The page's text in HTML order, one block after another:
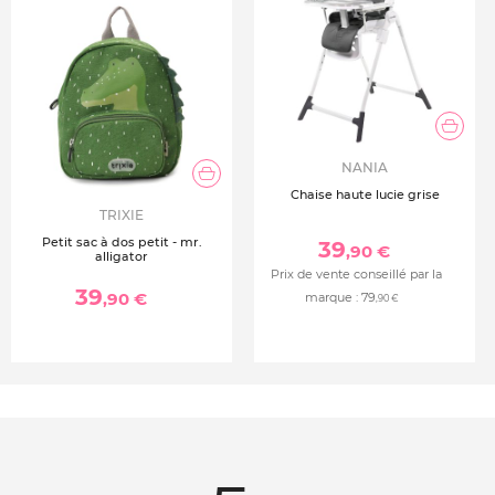
TRIXIE
Petit sac à dos petit - mr.
alligator
39,90 €
NANIA
Chaise haute lucie grise
39,90 €
Prix de vente conseillé par la
marque : 79,90 €